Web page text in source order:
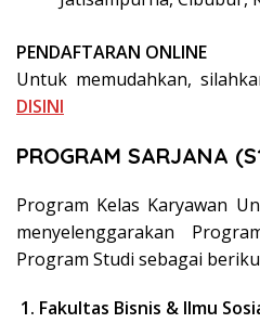
PENDAFTARAN ONLINE
Untuk memudahkan,
DISINI
PROGRAM SARJANA
Program Kelas Karyawan
menyelenggarakan
Program Studi sebagai
1. Fakultas Bisnis & Ilmu